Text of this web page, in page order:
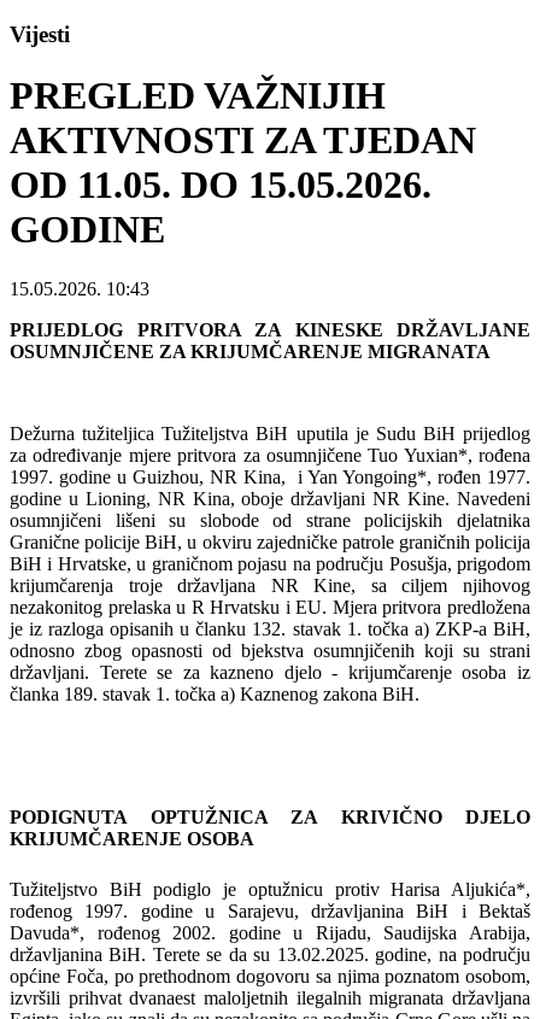
Vijesti
PREGLED VAŽNIJIH
AKTIVNOSTI ZA TJEDAN
OD 11.05. DO 15.05.2026.
GODINE
15.05.2026. 10:43
PRIJEDLOG PRITVORA ZA KINESKE DRŽAVLJANE
OSUMNJIČENE ZA KRIJUMČARENJE MIGRANATA
Dežurna tužiteljica Tužiteljstva BiH uputila je Sudu BiH prijedlog
za određivanje mjere pritvora za osumnjičene Tuo Yuxian*, rođena
1997. godine u Guizhou, NR Kina, i Yan Yongoing*, rođen 1977.
godine u Lioning, NR Kina, oboje državljani NR Kine. Navedeni
osumnjičeni lišeni su slobode od strane policijskih djelatnika
Granične policije BiH, u okviru zajedničke patrole graničnih policija
BiH i Hrvatske, u graničnom pojasu na području Posušja, prigodom
krijumčarenja troje državljana NR Kine, sa ciljem njihovog
nezakonitog prelaska u R Hrvatsku i EU. Mjera pritvora predložena
je iz razloga opisanih u članku 132. stavak 1. točka a) ZKP-a BiH,
odnosno zbog opasnosti od bjekstva osumnjičenih koji su strani
državljani. Terete se za kazneno djelo - krijumčarenje osoba iz
članka 189. stavak 1. točka a) Kaznenog zakona BiH.
PODIGNUTA OPTUŽNICA ZA KRIVIČNO DJELO
KRIJUMČARENJE OSOBA
Tužiteljstvo BiH podiglo je optužnicu protiv Harisa Aljukića*,
rođenog 1997. godine u Sarajevu, državljanina BiH i Bektaš
Davuda*, rođenog 2002. godine u Rijadu, Saudijska Arabija,
državljanina BiH. Terete se da su 13.02.2025. godine, na području
općine Foča, po prethodnom dogovoru sa njima poznatom osobom,
izvršili prihvat dvanaest maloljetnih ilegalnih migranata državljana